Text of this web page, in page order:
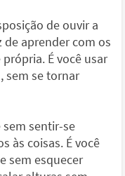
de ouvir a
de aprender com os
É você usar
sem se tornar
sem sentir-se
às coisas. É você
sem esquecer